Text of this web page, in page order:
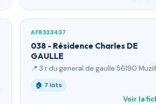
AF8333437
038 - Résidence Charles DE
GAULLE
📍 3 r du general de gaulle 56190
🏠 7 lots
Voir la